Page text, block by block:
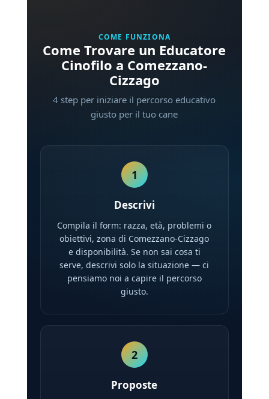
COME FUNZIONA
Come Trovare un Educatore
Cinofilo a Comezzano-
Cizzago
4 step per iniziare il percorso educativo
giusto per il tuo cane
1
Descrivi
Compila il form: razza, età, problemi o
obiettivi, zona di Comezzano-Cizzago
e disponibilità. Se non sai cosa ti
serve, descrivi solo la situazione — ci
pensiamo noi a capire il percorso
giusto.
2
Proposte